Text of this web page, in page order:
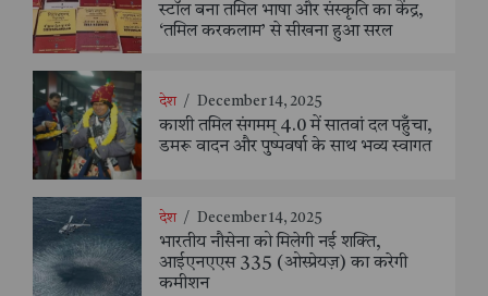
स्टॉल बना तमिल भाषा और संस्कृति का केंद्र,
‘तमिल करकलाम’ से सीखना हुआ सरल
देश / December 14, 2025
काशी तमिल संगमम् 4.0 में सातवां दल पहुँचा,
डमरू वादन और पुष्पवर्षा के साथ भव्य स्वागत
देश / December 14, 2025
भारतीय नौसेना को मिलेगी नई शक्ति,
आईएनएएस 335 (ओस्प्रेयज़) का करेगी
कमीशन